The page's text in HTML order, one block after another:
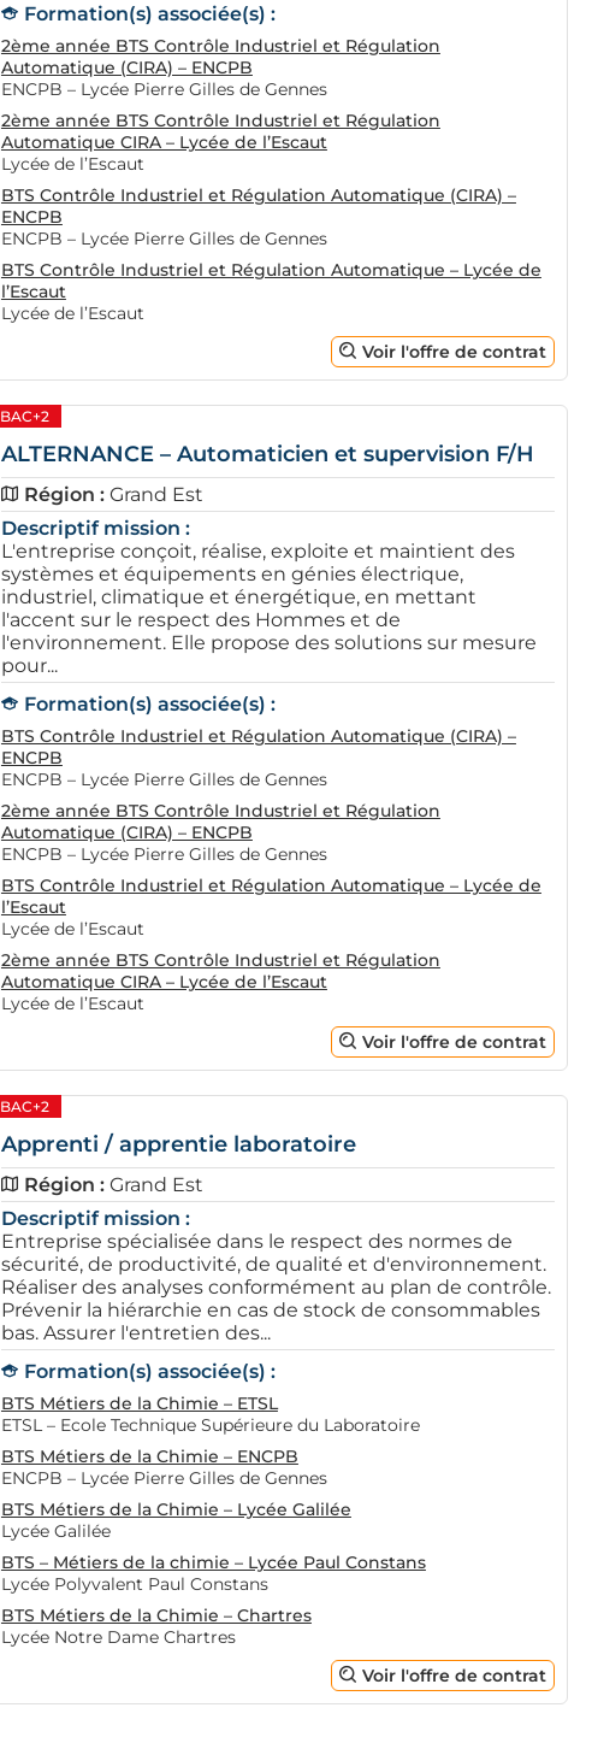
Formation(s) associée(s) :
2ème année BTS Contrôle Industriel et Régulation
Automatique (CIRA) – ENCPB
ENCPB – Lycée Pierre Gilles de Gennes
2ème année BTS Contrôle Industriel et Régulation
Automatique CIRA – Lycée de l’Escaut
Lycée de l’Escaut
BTS Contrôle Industriel et Régulation Automatique (CIRA) –
ENCPB
ENCPB – Lycée Pierre Gilles de Gennes
BTS Contrôle Industriel et Régulation Automatique – Lycée de
l’Escaut
Lycée de l’Escaut
Voir l'offre de contrat
BAC+2
ALTERNANCE – Automaticien et supervision F/H
Région : Grand Est
Descriptif mission :
L'entreprise conçoit, réalise, exploite et maintient des
systèmes et équipements en génies électrique,
industriel, climatique et énergétique, en mettant
l'accent sur le respect des Hommes et de
l'environnement. Elle propose des solutions sur mesure
pour...
Formation(s) associée(s) :
BTS Contrôle Industriel et Régulation Automatique (CIRA) –
ENCPB
ENCPB – Lycée Pierre Gilles de Gennes
2ème année BTS Contrôle Industriel et Régulation
Automatique (CIRA) – ENCPB
ENCPB – Lycée Pierre Gilles de Gennes
BTS Contrôle Industriel et Régulation Automatique – Lycée de
l’Escaut
Lycée de l’Escaut
2ème année BTS Contrôle Industriel et Régulation
Automatique CIRA – Lycée de l’Escaut
Lycée de l’Escaut
Voir l'offre de contrat
BAC+2
Apprenti / apprentie laboratoire
Région : Grand Est
Descriptif mission :
Entreprise spécialisée dans le respect des normes de
sécurité, de productivité, de qualité et d'environnement.
Réaliser des analyses conformément au plan de contrôle.
Prévenir la hiérarchie en cas de stock de consommables
bas. Assurer l'entretien des...
Formation(s) associée(s) :
BTS Métiers de la Chimie – ETSL
ETSL – Ecole Technique Supérieure du Laboratoire
BTS Métiers de la Chimie – ENCPB
ENCPB – Lycée Pierre Gilles de Gennes
BTS Métiers de la Chimie – Lycée Galilée
Lycée Galilée
BTS – Métiers de la chimie – Lycée Paul Constans
Lycée Polyvalent Paul Constans
BTS Métiers de la Chimie – Chartres
Lycée Notre Dame Chartres
Voir l'offre de contrat